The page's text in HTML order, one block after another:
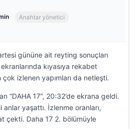
Anahtar yönetici
gününe ait reyting sonuçları
kıyasıya rekabet
izlenen yapımları da netleşti.
“DAHA 17”, 20:32’de ekrana geldi.
yaşattı. İzlenme oranları,
çekti. Daha 17 2. bölümüyle